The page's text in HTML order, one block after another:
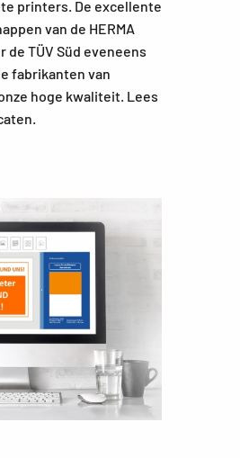
printers. De excellente
van de HERMA
de TÜV Süd eveneens
fabrikanten van
hoge kwaliteit. Lees